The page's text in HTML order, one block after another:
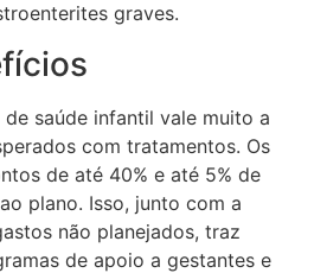
graves.
saúde infantil vale muito a
com tratamentos. Os
de até 40% e até 5% de
plano. Isso, junto com a
não planejados, traz
de apoio a gestantes e